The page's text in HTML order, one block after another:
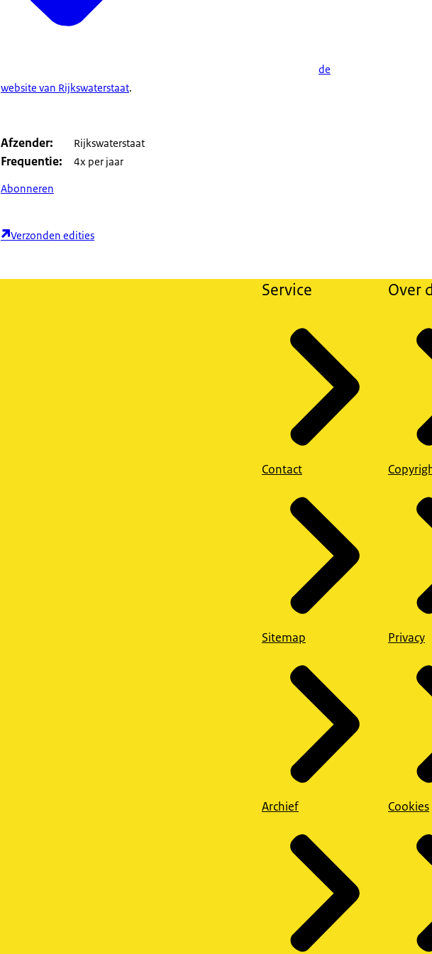
de
website van Rijkswaterstaat.
Afzender Rijkswaterstaat
Frequentie
4x per jaar
Abonneren
Verzonden edities
Service
Contact
Sitemap
Archief
Over
Privacy
Cookies